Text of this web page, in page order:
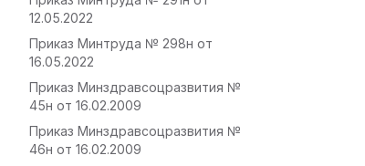
12.05.2022
Приказ Минтруда № 298н от
16.05.2022
Приказ Минздравсоцразвития №
45н от 16.02.2009
Приказ Минздравсоцразвития №
46н от 16.02.2009